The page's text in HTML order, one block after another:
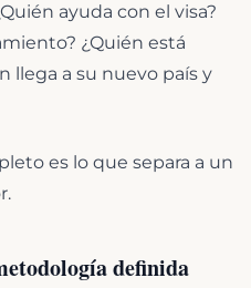
ayuda con el visa?
¿Quién está
llega a su nuevo país y
es lo que separa a un
definida